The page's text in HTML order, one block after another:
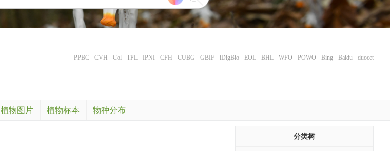
PPBC CVH Col TPL IPNI CFH CUBG GBIF iDigBio EOL BHL WFO POWO Bing Baidu duocet
植物图片 植物标本 物种分布
分类树